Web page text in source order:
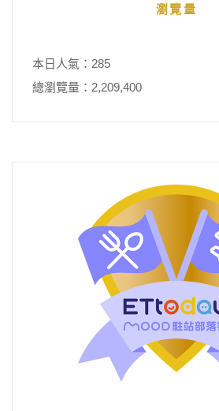
瀏覽量
本日人氣：285
總瀏覽量：2,209,400